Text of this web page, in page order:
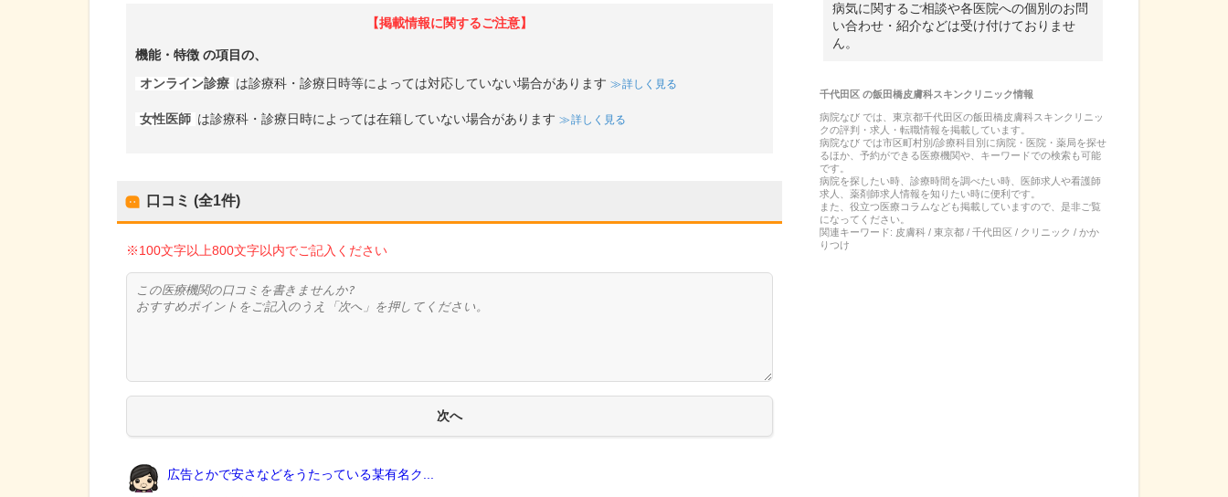
【掲載情報に関するご注意】
機能・特徴 の項目の、
オンライン診療 は診療科・診療日時等によっては対応していない場合があります 詳しく見る
女性医師 は診療科・診療日時によっては在籍していない場合があります 詳しく見る
口コミ (全1件)
※100文字以上800文字以内でご記入ください
広告とかで安さなどをうたっている某有名ク...
病気に関するご相談や各医院への個別のお問
い合わせ・紹介などは受け付けておりませ
ん。
千代田区の飯田橋皮膚科スキンクリニック情報
病院なび では、 東京都千代田区の飯田橋皮膚科スキンクリニッ
クの評判・求人・転職情報を掲載しています。
病院なび では市区町村別/診療科目別に病院・医院・薬局を探せ
るほか、予約ができる医療機関や、キーワードでの検索も可能
です。
病院を探したい時、診療時間を調べたい時、医師求人や看護師
求人、薬剤師求人情報を知りたい時に便利です。
また、役立つ医療コラムなども掲載していますので、是非ご覧
になってください。
関連キーワード: 皮膚科 / 東京都 / 千代田区 / クリニック / かか
りつけ